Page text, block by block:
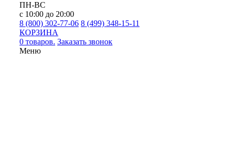
ПН-ВС
с 10:00 до 20:00
8 (800) 302-77-06 8 (499) 348-15-11
КОРЗИНА
0 товаров. Заказать звонок
Меню